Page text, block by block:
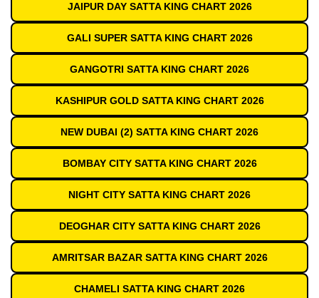
JAIPUR DAY SATTA KING CHART 2026
GALI SUPER SATTA KING CHART 2026
GANGOTRI SATTA KING CHART 2026
KASHIPUR GOLD SATTA KING CHART 2026
NEW DUBAI (2) SATTA KING CHART 2026
BOMBAY CITY SATTA KING CHART 2026
NIGHT CITY SATTA KING CHART 2026
DEOGHAR CITY SATTA KING CHART 2026
AMRITSAR BAZAR SATTA KING CHART 2026
CHAMELI SATTA KING CHART 2026